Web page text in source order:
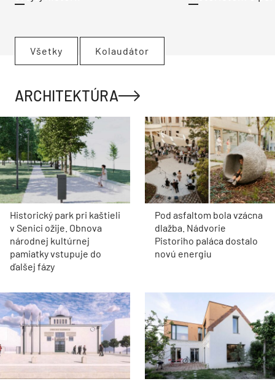
Všetky Kolaudátor
ARCHITEKTÚRA
Historický park pri kaštieli
v Senici ožije. Obnova
národnej kultúrnej
pamiatky vstupuje do
ďalšej fázy
Pod asfaltom bola vzácna
dlažba. Nádvorie
Pistoriho paláca dostalo
novú energiu